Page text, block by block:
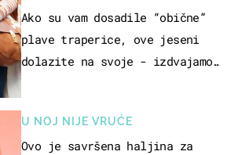
Ako su vam dosadile “obične”
plave traperice, ove jeseni
dolazite na svoje - izdvajamo
U NOJ NIJE VRUĆE
Ovo je savršena haljina za